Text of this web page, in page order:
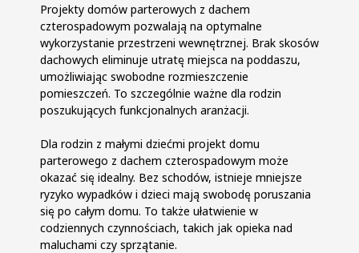
Projekty domów parterowych z dachem
czterospadowym pozwalają na optymalne
wykorzystanie przestrzeni wewnętrznej. Brak skosów
dachowych eliminuje utratę miejsca na poddaszu,
umożliwiając swobodne rozmieszczenie
pomieszczeń. To szczególnie ważne dla rodzin
poszukujących funkcjonalnych aranżacji.
Dla rodzin z małymi dziećmi projekt domu
parterowego z dachem czterospadowym może
okazać się idealny. Bez schodów, istnieje mniejsze
ryzyko wypadków i dzieci mają swobodę poruszania
się po całym domu. To także ułatwienie w
codziennych czynnościach, takich jak opieka nad
maluchami czy sprzątanie.